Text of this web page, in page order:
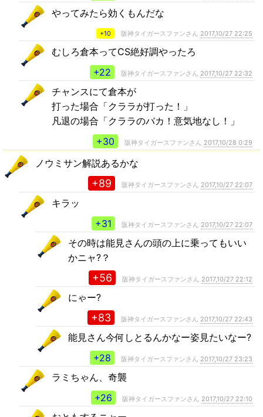
やってみたら効くもんだな
+10 阪神タイガースファンさん 2017,10/27 22:25
むしろ倉本ってCS絶好調やったろ
+22
阪神タイガースファンさん 2017,10/27 22:32
チャンスにて倉本が
打った場合「クララが打った！」
凡退の場合「クララのバカ！意気地なし！」
+30
阪神タイガースファンさん 2017,10/28 0:29
ノウミサン解説あるかな
+89 阪神タイガースファンさん 2017,10/27 22:07
キラッ
+31
阪神タイガースファンさん 2017,10/27 22:07
その時は能見さんの頭の上に乗ってもいい
かニャ?？
+56 阪神タイガースファンさん 2017,10/27 22:12
にゃー?
+83 阪神タイガースファンさん 2017,10/27 22:43
能見さん今何しとるんかなー姿見たいなー?
+28
阪神タイガースファンさん 2017,10/27 23:23
ラミちゃん、奇襲
+26
阪神タイガースファンさん 2017,10/27 22:10